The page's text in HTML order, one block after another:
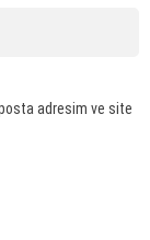
posta adresim ve site